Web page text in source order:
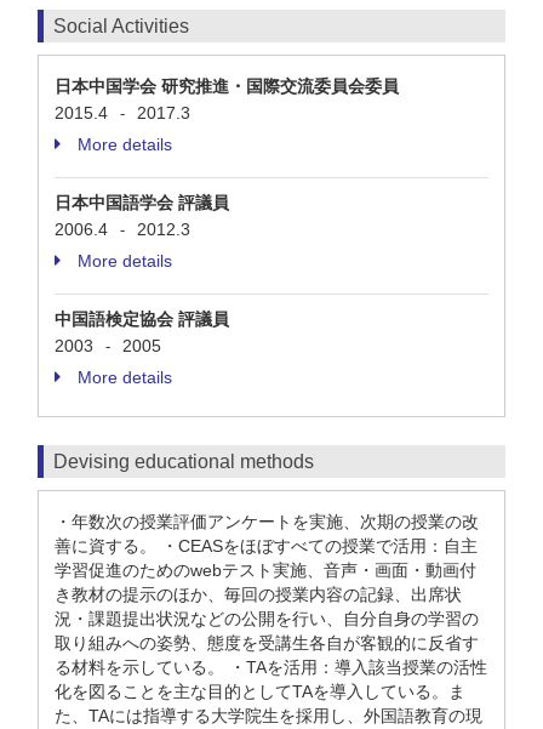
Social Activities
日本中国学会 研究推進・国際交流委員会委員
2015.4
-
2017.3
More details
日本中国語学会 評議員
2006.4
-
2012.3
More details
中国語検定協会 評議員
2003
-
2005
More details
Devising educational methods
・年数次の授業評価アンケートを実施、次期の授業の改
善に資する。 ・CEASをほぼすべての授業で活用：自主
学習促進のためのwebテスト実施、音声・画面・動画付
き教材の提示のほか、毎回の授業内容の記録、出席状
況・課題提出状況などの公開を行い、自分自身の学習の
取り組みへの姿勢、態度を受講生各自が客観的に反省す
る材料を示している。 ・TAを活用：導入該当授業の活性
化を図ることを主な目的としてTAを導入している。ま
た、TAには指導する大学院生を採用し、外国語教育の現